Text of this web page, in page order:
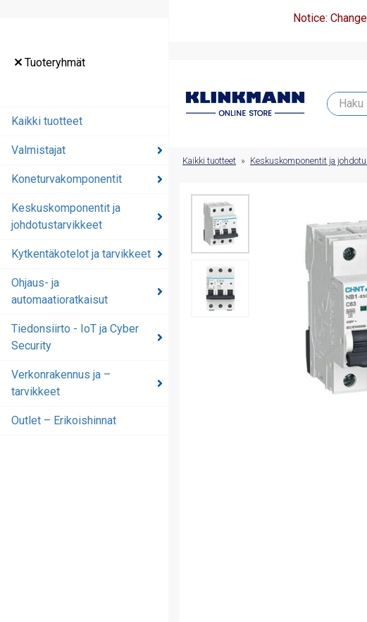
Tuoteryhmät
Kaikki tuotteet
Valmistajat
Koneturvakomponentit
Keskuskomponentit ja
johdotustarvikkeet
Kytkentäkotelot ja tarvikkeet
Ohjaus- ja
automaatioratkaisut
Tiedonsiirto - IoT ja Cyber
Security
Verkonrakennus ja –
tarvikkeet
Outlet – Erikoishinnat
Notice:
Keskuskomponentit ja
johdotustarvikkeet
Kytkentäkotelot ja
tarvikkeet
Ohjaus- ja
Kaikki tuotteet » Keskuskomponentit ja